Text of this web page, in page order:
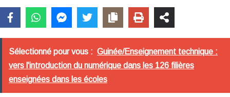
Sélectionné pour vous : Guinée/Enseignement technique :
vers l'introduction du numérique dans les 126 filières
enseignées dans les écoles